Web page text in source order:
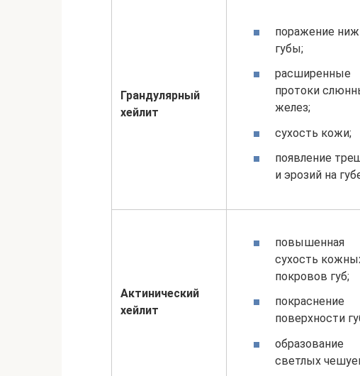
Грандулярный
хейлит
поражение
губы;
расширенные
протоки
желез;
сухость кожи;
появление
и эрозий на
Актинический
хейлит
повышенная
сухость
покровов губ;
покраснение
поверхности
образование
светлых